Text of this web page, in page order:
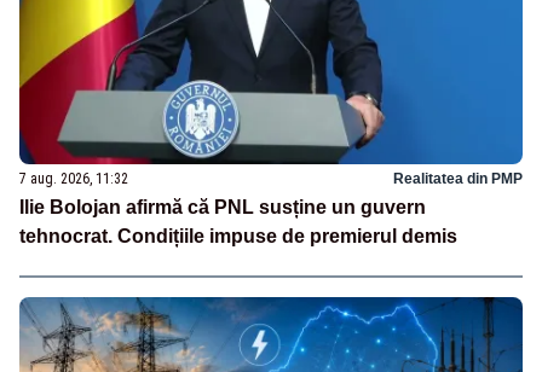
7 aug. 2026, 11:32 Realitatea din PMP
Ilie Bolojan afirmă că PNL susține un guvern
tehnocrat. Condițiile impuse de premierul demis